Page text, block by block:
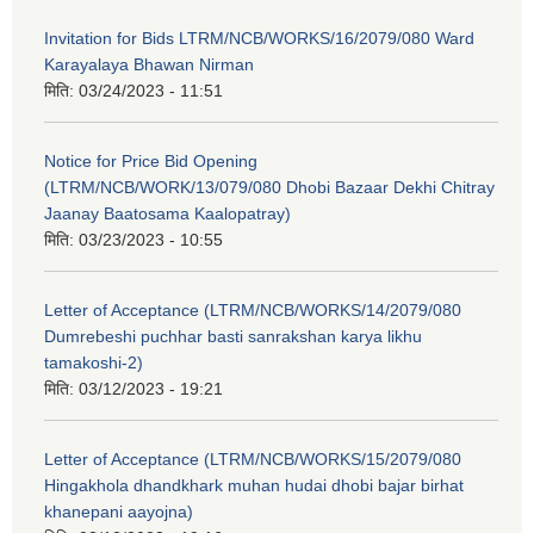
Invitation for Bids LTRM/NCB/WORKS/16/2079/080 Ward
Karayalaya Bhawan Nirman
मिति: 03/24/2023 - 11:51
Notice for Price Bid Opening
(LTRM/NCB/WORK/13/079/080 Dhobi Bazaar Dekhi Chitray
Jaanay Baatosama Kaalopatray)
मिति: 03/23/2023 - 10:55
Letter of Acceptance (LTRM/NCB/WORKS/14/2079/080
Dumrebeshi puchhar basti sanrakshan karya likhu
tamakoshi-2)
मिति: 03/12/2023 - 19:21
Letter of Acceptance (LTRM/NCB/WORKS/15/2079/080
Hingakhola dhandkhark muhan hudai dhobi bajar birhat
khanepani aayojna)